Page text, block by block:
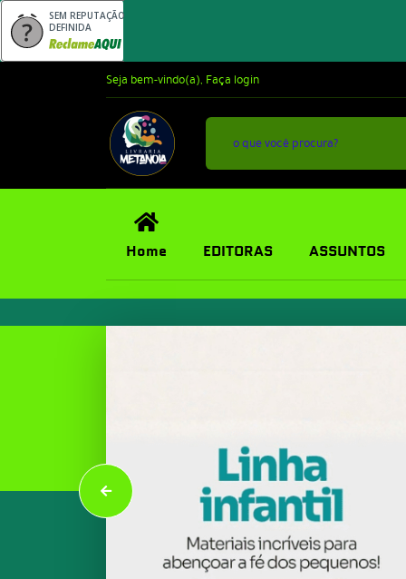
SEM REPUTAÇÃO
DEFINIDA
Seja bem-vindo(a), Faça login
Home EDITORAS ASSUNTOS